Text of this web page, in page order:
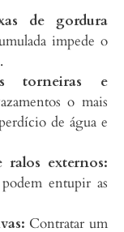
de gordura
impede o
torneiras e
o mais
de água e
ralos externos:
entupir as
Contratar um